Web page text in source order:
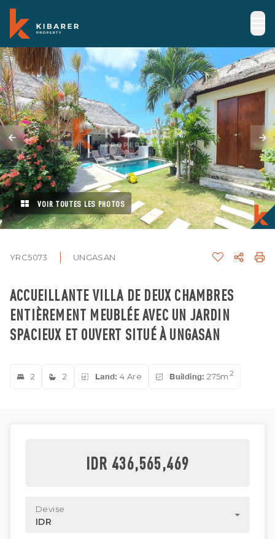
VOIR TOUTES LES PHOTOS
YRC5073 UNGASAN
ACCUEILLANTE VILLA DE DEUX CHAMBRES
ENTIÈREMENT MEUBLÉE AVEC UN JARDIN
SPACIEUX ET OUVERT SITUÉ À UNGASAN
2 2 Land: 4 Are Building: 275m 2
IDR 436,565,469
Devise
IDR